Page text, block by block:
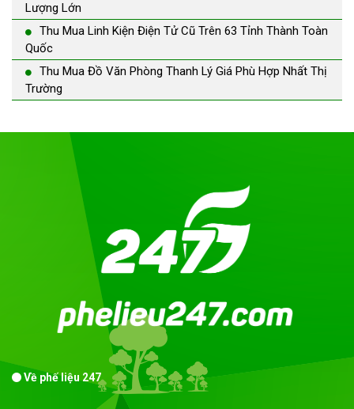
Lượng Lớn
Thu Mua Linh Kiện Điện Tử Cũ Trên 63 Tỉnh Thành Toàn
Quốc
Thu Mua Đồ Văn Phòng Thanh Lý Giá Phù Hợp Nhất Thị
Trường
Về phế liệu 247